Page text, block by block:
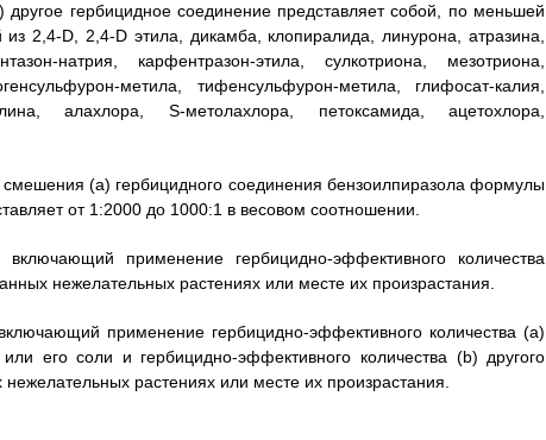
гербицидное соединение представляет собой, по меньшей
2,4-D, 2,4-D этила, дикамба, клопиралида, линурона, атразина,
натрия, карфентразон-этила, сулкотриона, мезотриона,
метила, тифенсульфурон-метила, глифосат-калия,
алахлора, S-метолахлора, петоксамида, ацетохлора,
(a) гербицидного соединения бензоилпиразола формулы
от 1:2000 до 1000:1 в весовом соотношении.
применение гербицидно-эффективного количества
нежелательных растениях или месте их произрастания.
применение гербицидно-эффективного количества (a)
его соли и гербицидно-эффективного количества (b) другого
растениях или месте их произрастания.